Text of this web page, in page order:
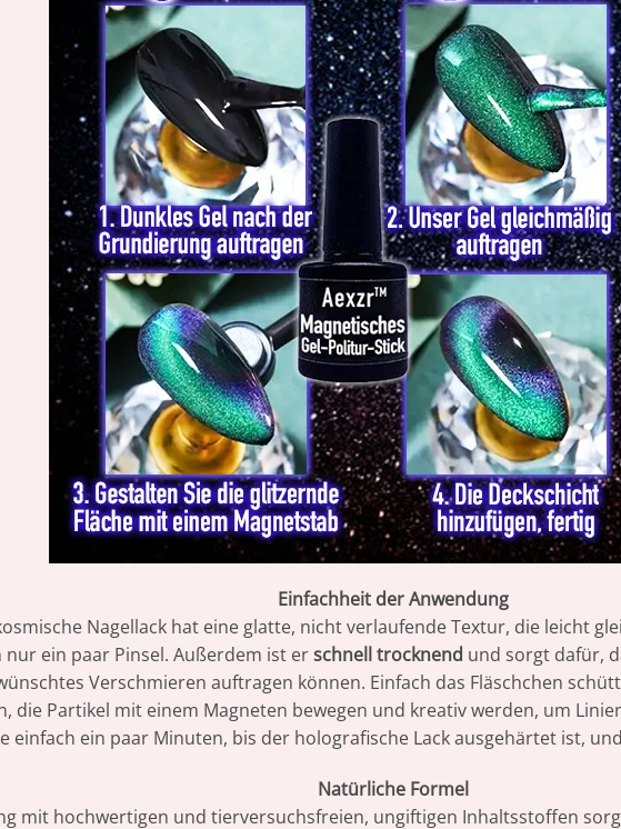
Einfachheit der Anwendung
Nagellack hat eine glatte, nicht verlaufende Textur, die leicht
ein paar Pinsel. Außerdem ist erschnell trocknend und sorgt dafür,
Verschmieren auftragen können. Einfach das Fläschchen
die Partikel mit einem Magneten bewegen und kreativ werden, um
einfach ein paar Minuten, bis der holografische Lack ausgehärtet ist,
Natürliche Formel
mit hochwertigen und tierversuchsfreien, ungiftigen Inhaltsstoffen